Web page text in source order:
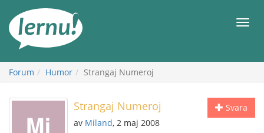
sidans
innehåll
Meny
Forum Humor Strangaj Numeroj
Svara
Strangaj Numeroj
av Miland, 2 maj 2008